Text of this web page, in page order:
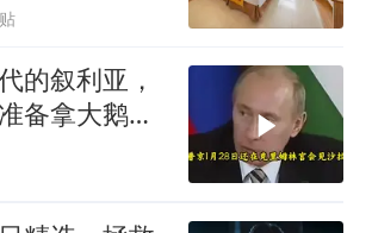
的叙利亚，
备拿大鹅石